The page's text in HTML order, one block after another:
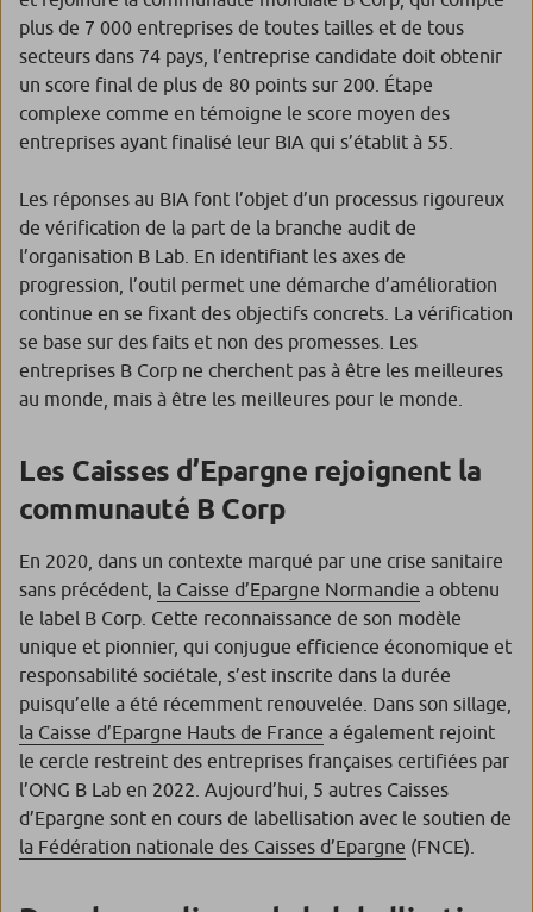
plus de 7 000 entreprises de toutes tailles et de tous
secteurs dans 74 pays, l’entreprise candidate doit obtenir
un score final de plus de 80 points sur 200. Étape
complexe comme en témoigne le score moyen des
entreprises ayant finalisé leur BIA qui s’établit à 55.
Les réponses au BIA font l’objet d’un processus rigoureux
de vérification de la part de la branche audit de
l’organisation B Lab. En identifiant les axes de
progression, l’outil permet une démarche d’amélioration
continue en se fixant des objectifs concrets. La vérification
se base sur des faits et non des promesses. Les
entreprises B Corp ne cherchent pas à être les meilleures
au monde, mais à être les meilleures pour le monde.
Les Caisses d’Epargne rejoignent la
communauté B Corp
En 2020, dans un contexte marqué par une crise sanitaire
sans précédent, la Caisse d’Epargne Normandie a obtenu
le label B Corp. Cette reconnaissance de son modèle
unique et pionnier, qui conjugue efficience économique et
responsabilité sociétale, s’est inscrite dans la durée
puisqu’elle a été récemment renouvelée. Dans son sillage,
la Caisse d’Epargne Hauts de France a également rejoint
le cercle restreint des entreprises françaises certifiées par
l’ONG B Lab en 2022. Aujourd’hui, 5 autres Caisses
d’Epargne sont en cours de labellisation avec le soutien de
la Fédération nationale des Caisses d’Epargne (FNCE).